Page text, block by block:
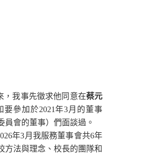
我事先徵求他同意在蔡元
參加於2021年3月的董事
員會的董事）們面談過。
年3月我服務董事會共6年
方法與理念、校長的團隊和